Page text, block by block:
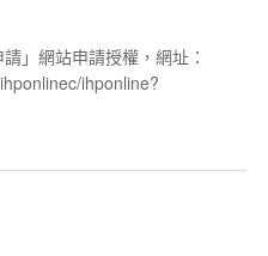
」網站申請授權，網址：
ihponline?